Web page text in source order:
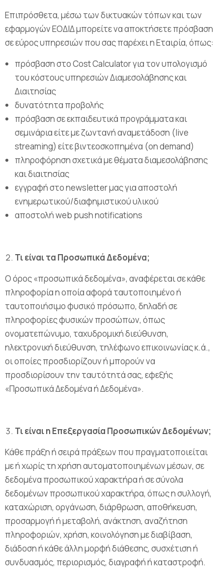
Επιπρόσθετα, μέσω των δικτυακών τόπων και των
εφαρμογών ΕΟΔΙΔ μπορείτε να αποκτήσετε πρόσβαση
σε εύρος υπηρεσιών που σας παρέχει η Εταιρία, όπως:
πρόσβαση στο Cost Calculator για τον υπολογισμό
του κόστους υπηρεσιών Διαμεσολάβησης και
Διαιτησίας
δυνατότητα προβολής
πρόσβαση σε εκπαιδευτικά προγράμματα και
σεμινάρια είτε με ζωντανή αναμετάδοση (live
streaming) είτε βιντεοσκοπημένα (on demand)
πληροφόρηση σχετικά με θέματα διαμεσολάβησης
και διαιτησίας
εγγραφή στο newsletter μας για αποστολή
ενημερωτικού/διαφημιστικού υλικού
αποστολή web push notifications
Τι είναι τα Προσωπικά Δεδομένα;
Ο όρος «προσωπικά δεδομένα», αναφέρεται σε κάθε
πληροφορία η οποία αφορά ταυτοποιημένο ή
ταυτοποιήσιμο φυσικό πρόσωπο, δηλαδή σε
πληροφορίες φυσικών προσώπων, όπως
ονοματεπώνυμο, ταχυδρομική διεύθυνση,
ηλεκτρονική διεύθυνση, τηλέφωνο επικοινωνίας κ.ά.,
οι οποίες προσδιορίζουν ή μπορούν να
προσδιορίσουν την ταυτότητά σας, εφεξής
«Προσωπικά Δεδομένα ή Δεδομένα».
Τι είναι η Επεξεργασία Προσωπικών Δεδομένων;
Κάθε πράξη ή σειρά πράξεων που πραγματοποιείται
με ή χωρίς τη χρήση αυτοματοποιημένων μέσων, σε
δεδομένα προσωπικού χαρακτήρα ή σε σύνολα
δεδομένων προσωπικού χαρακτήρα, όπως η συλλογή,
καταχώριση, οργάνωση, διάρθρωση, αποθήκευση,
προσαρμογή ή μεταβολή, ανάκτηση, αναζήτηση
πληροφοριών, χρήση, κοινολόγηση με διαβίβαση,
διάδοση ή κάθε άλλη μορφή διάθεσης, συσχέτιση ή
συνδυασμός, περιορισμός, διαγραφή ή καταστροφή.